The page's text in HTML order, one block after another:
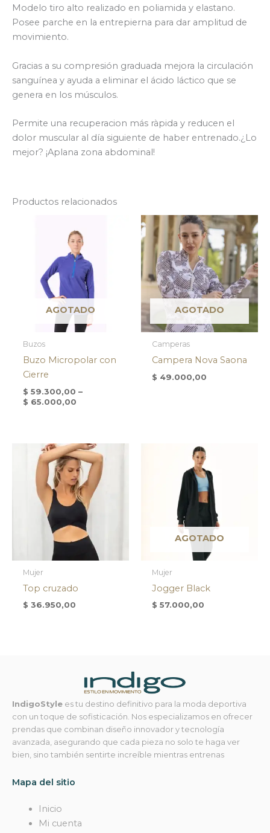
Modelo tiro alto realizado en poliamida y elastano.
Posee parche en la entrepierna para dar amplitud de
movimiento.
Gracias a su compresión graduada mejora la circulación
sanguínea y ayuda a eliminar el ácido láctico que se
genera en los músculos.
Permite una recuperacion más ràpida y reducen el
dolor muscular al día siguiente de haber entrenado.¿Lo
mejor? ¡Aplana zona abdominal!
Productos relacionados
AGOTADO
Buzos
Buzo Micropolar con
Cierre
$ 59.300,00 –
$ 65.000,00
AGOTADO
Camperas
Campera Nova Saona
$ 49.000,00
Mujer
Top cruzado
$ 36.950,00
AGOTADO
Mujer
Jogger Black
$ 57.000,00
IndigoStyle es tu destino definitivo para la moda deportiva
con un toque de sofisticación. Nos especializamos en ofrecer
prendas que combinan diseño innovador y tecnología
avanzada, asegurando que cada pieza no solo te haga ver
bien, sino también sentirte increíble mientras entrenas
Mapa del sitio
Inicio
Mi cuenta